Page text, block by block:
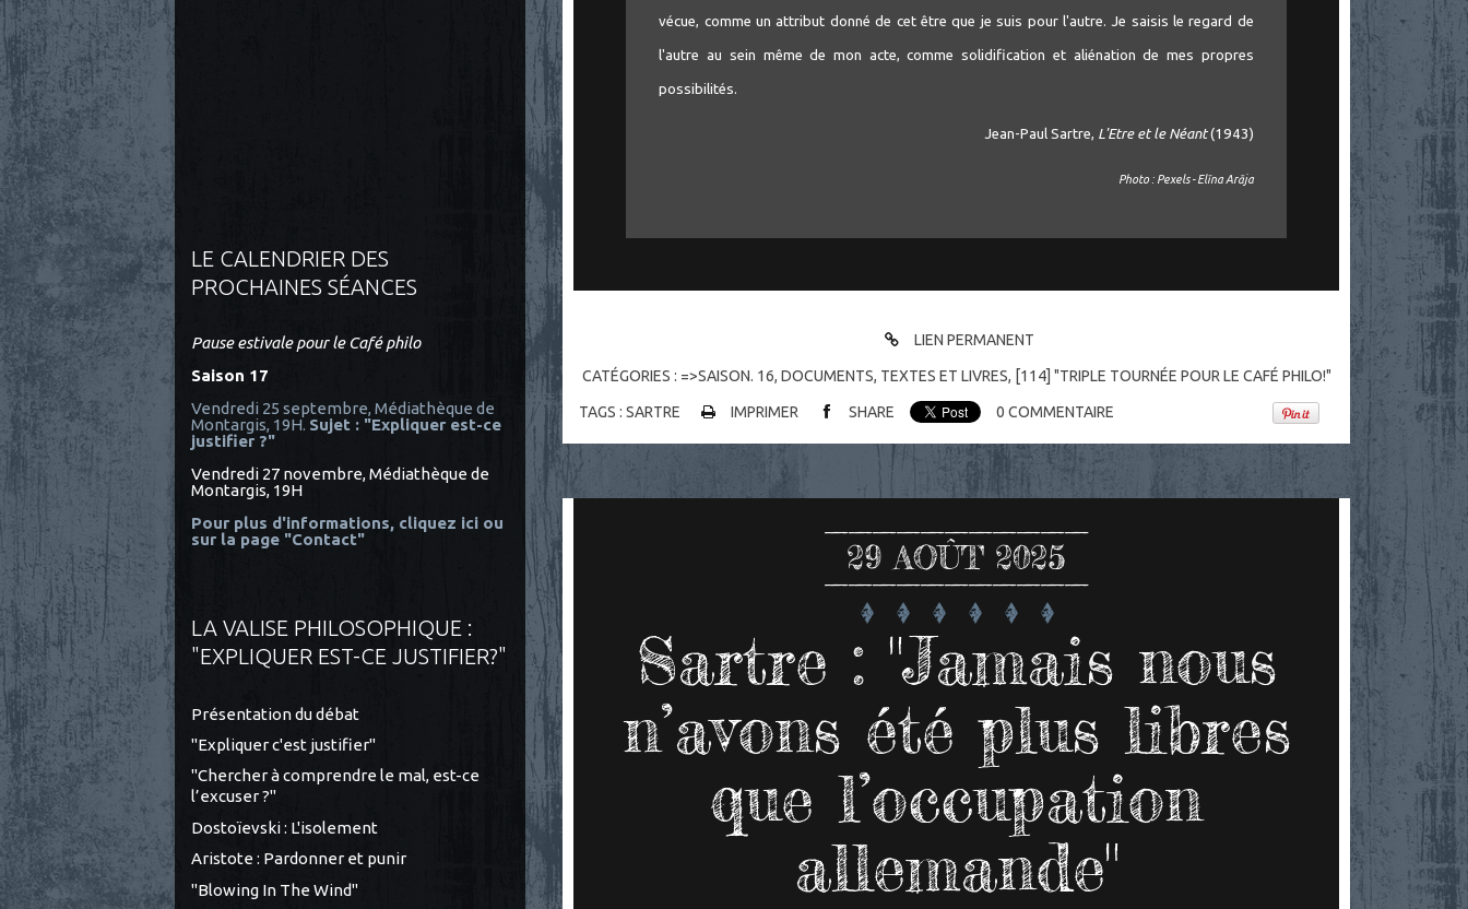
LE CALENDRIER DES
PROCHAINES SÉANCES
Pause estivale pour le Café philo
Saison 17
Vendredi 25 septembre, Médiathèque de
Montargis, 19H. Sujet : "Expliquer est-ce
justifier ?"
Vendredi 27 novembre, Médiathèque de
Montargis, 19H
Pour plus d'informations, cliquez ici ou
sur la page "Contact"
LA VALISE PHILOSOPHIQUE :
"EXPLIQUER EST-CE JUSTIFIER?"
Présentation du débat
"Expliquer c'est justifier"
"Chercher à comprendre le mal, est-ce
l’excuser ?"
Dostoïevski : L'isolement
Aristote : Pardonner et punir
"Blowing In The Wind"
vécue, comme un attribut donné de cet être que je suis pour l'autre. Je saisis le regard de
l'autre au sein même de mon acte, comme solidification et aliénation de mes propres
possibilités.
Jean-Paul Sartre, L'Etre et le Néant(1943)
Photo : Pexels - Elīna Arāja
LIEN PERMANENT
CATÉGORIES : =>SAISON. 16, DOCUMENTS, TEXTES ET LIVRES, [114] "TRIPLE TOURNÉE POUR LE CAFÉ PHILO!"
TAGS : SARTRE IMPRIMER SHARE 0 COMMENTAIRE
29 AOÛT 2025
Sartre : "Jamais nous
n’avons été plus libres
que l’occupation
allemande"